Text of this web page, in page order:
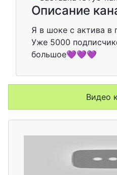
Описание
Я в шоке с актива в
Уже 5000
большое💜💜💜
Видео